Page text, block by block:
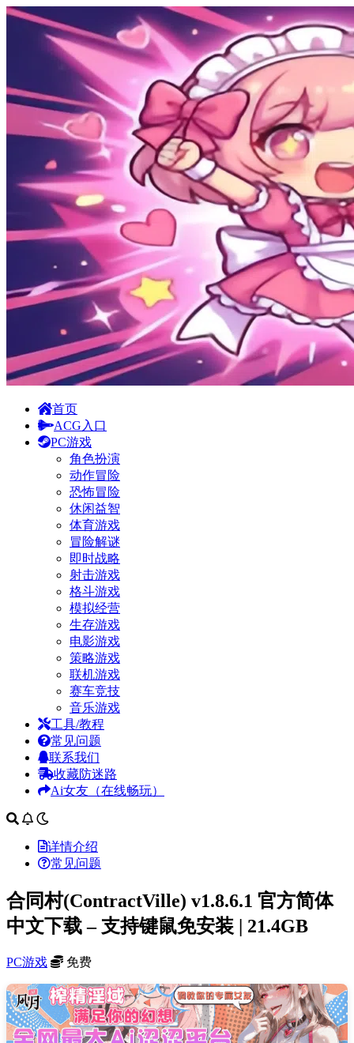
首页
ACG入口
PC游戏
角色扮演
动作冒险
恐怖冒险
休闲益智
体育游戏
冒险解谜
即时战略
射击游戏
格斗游戏
模拟经营
生存游戏
电影游戏
策略游戏
联机游戏
赛车竞技
音乐游戏
工具/教程
常见问题
联系我们
收藏防迷路
Ai女友（在线畅玩）
详情介绍
常见问题
合同村(ContractVille) v1.8.6.1 官方简体
中文下载 – 支持键鼠免安装 | 21.4GB
PC游戏 免费